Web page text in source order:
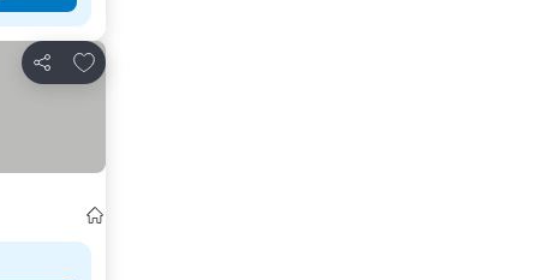
Κοινοποίηση
Προσθήκη στα αγαπημένα